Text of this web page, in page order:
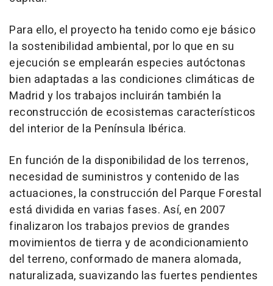
Para ello, el proyecto ha tenido como eje básico
la sostenibilidad ambiental, por lo que en su
ejecución se emplearán especies autóctonas
bien adaptadas a las condiciones climáticas de
Madrid y los trabajos incluirán también la
reconstrucción de ecosistemas característicos
del interior de la Península Ibérica.
En función de la disponibilidad de los terrenos,
necesidad de suministros y contenido de las
actuaciones, la construcción del Parque Forestal
está dividida en varias fases. Así, en 2007
finalizaron los trabajos previos de grandes
movimientos de tierra y de acondicionamiento
del terreno, conformado de manera alomada,
naturalizada, suavizando las fuertes pendientes